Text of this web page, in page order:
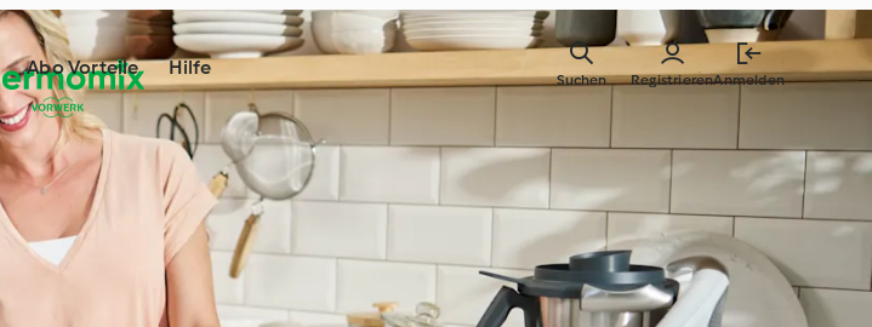
Abo Vorteile Hilfe
RegistrierenAnmelden
Suchen